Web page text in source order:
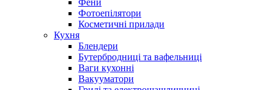
Фени
Фотоепілятори
Косметичні прилади
Кухня
Блендери
Бутербродниці та вафельниці
Ваги кухонні
Вакууматори